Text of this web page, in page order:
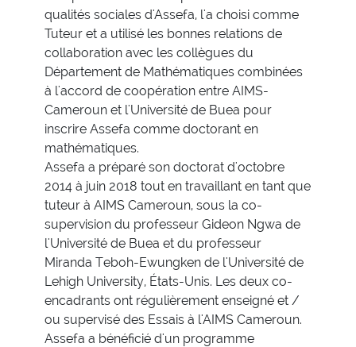
qualités sociales d'Assefa, l'a choisi comme
Tuteur et a utilisé les bonnes relations de
collaboration avec les collègues du
Département de Mathématiques combinées
à l'accord de coopération entre AIMS-
Cameroun et l'Université de Buea pour
inscrire Assefa comme doctorant en
mathématiques.
Assefa a préparé son doctorat d'octobre
2014 à juin 2018 tout en travaillant en tant que
tuteur à AIMS Cameroun, sous la co-
supervision du professeur Gideon Ngwa de
l'Université de Buea et du professeur
Miranda Teboh-Ewungken de l'Université de
Lehigh University, États-Unis. Les deux co-
encadrants ont régulièrement enseigné et /
ou supervisé des Essais à l'AIMS Cameroun.
Assefa a bénéficié d'un programme